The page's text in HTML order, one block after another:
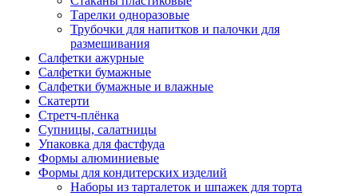
Тарелки одноразовые
Трубочки для напитков и палочки для
размешивания
Салфетки ажурные
Салфетки бумажные
Салфетки бумажные и влажные
Скатерти
Стретч-плёнка
Супницы, салатницы
Упаковка для фастфуда
Формы алюминиевые
Формы для кондитерских изделий
Наборы из тарталеток и шпажек для торта